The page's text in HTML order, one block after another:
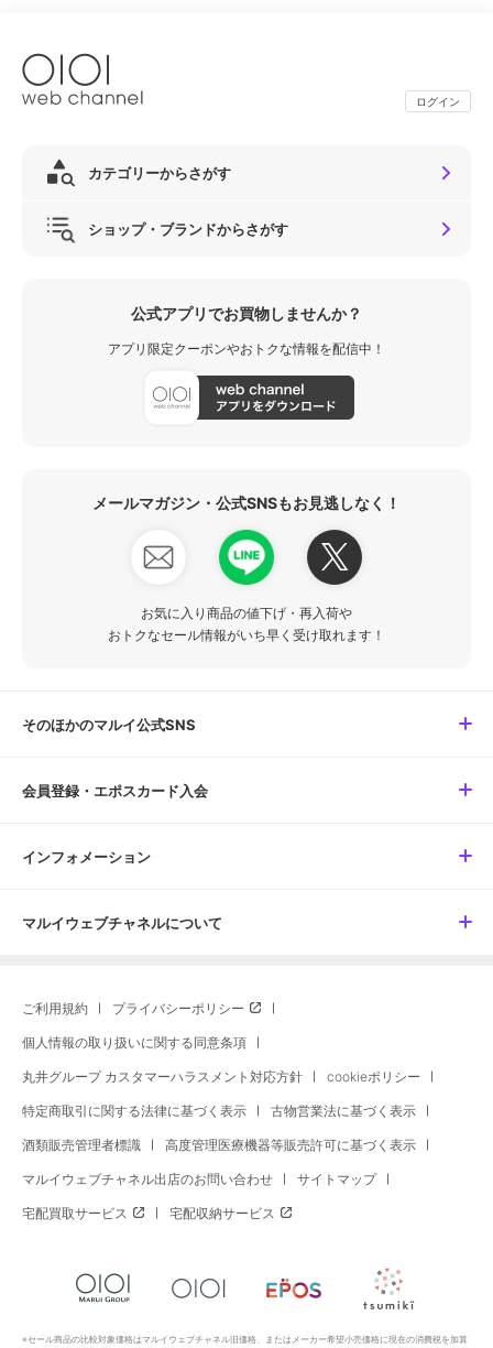
ログイン
カテゴリーからさがす
ショップ・ブランドからさがす
公式アプリでお買物しませんか？
アプリ限定クーポンやおトクな情報を配信中！
メールマガジン・公式SNSもお見逃しなく！
お気に入り商品の値下げ・再入荷や
おトクなセール情報がいち早く受け取れます！
そのほかのマルイ公式SNS
会員登録・エポスカード入会
インフォメーション
マルイウェブチャネルについて
ご利用規約 プライバシーポリシー
個人情報の取り扱いに関する同意条項
丸井グループ カスタマーハラスメント対応方針 cookieポリシー
特定商取引に関する法律に基づく表示 古物営業法に基づく表示
酒類販売管理者標識 高度管理医療機器等販売許可に基づく表示
マルイウェブチャネル出店のお問い合わせ サイトマップ
宅配買取サービス 宅配収納サービス
※セール商品の比較対象価格はマルイウェブチャネル旧価格、またはメーカー希望小売価格に現在の消費税を加算